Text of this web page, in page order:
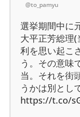
@to_pamyu
選挙期間中に
大平正芳総理
利を思い起こ
う。その意味
当。それを街
うかは別とし
https://t.co/